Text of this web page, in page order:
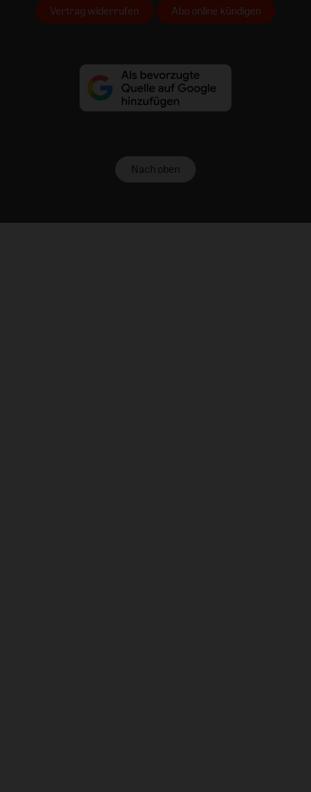
Vertrag widerrufen Abo online kündigen
Nach oben